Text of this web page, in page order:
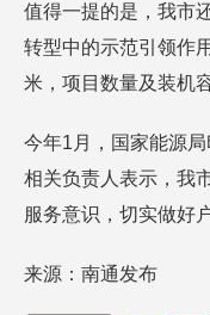
值得一提的是，我市
转型中的示范引领作
米，项目数量及装机
今年1月，国家能源
相关负责人表示，我
服务意识，切实做好
来源：南通发布